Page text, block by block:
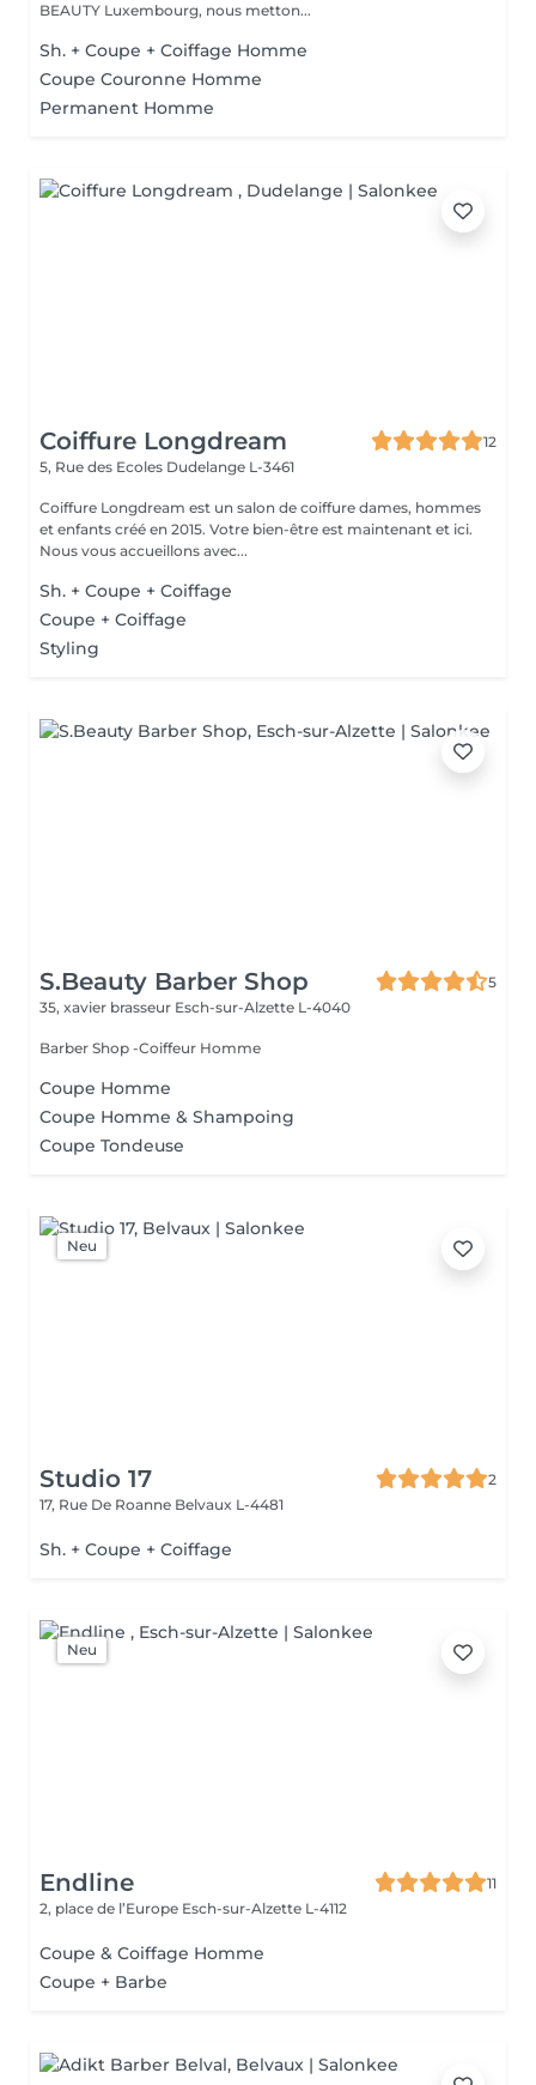
BEAUTY Luxembourg, nous metton...
Sh. + Coupe + Coiffage Homme
Coupe Couronne Homme
Permanent Homme
Coiffure Longdream
12
5, Rue des Ecoles Dudelange L-3461
Coiffure Longdream est un salon de coiffure dames, hommes
et enfants créé en 2015. Votre bien-être est maintenant et ici.
Nous vous accueillons avec...
Sh. + Coupe + Coiffage
Coupe + Coiffage
Styling
S.Beauty Barber Shop
5
35, xavier brasseur Esch-sur-Alzette L-4040
Barber Shop -Coiffeur Homme
Coupe Homme
Coupe Homme & Shampoing
Coupe Tondeuse
Neu
Studio 17
2
17, Rue De Roanne Belvaux L-4481
Sh. + Coupe + Coiffage
Neu
Endline
11
2, place de l’Europe Esch-sur-Alzette L-4112
Coupe & Coiffage Homme
Coupe + Barbe